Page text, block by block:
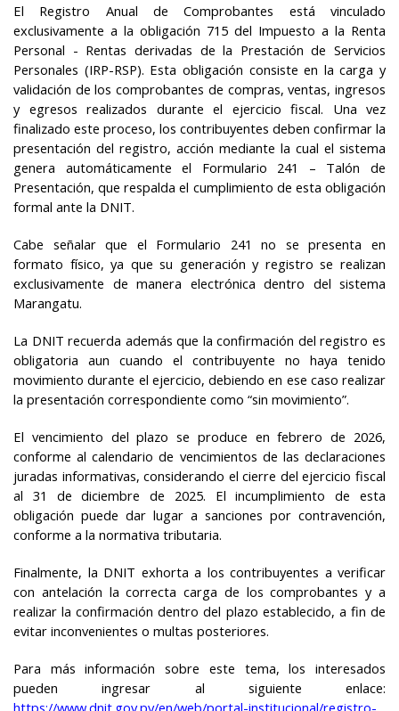
El Registro Anual de Comprobantes está vinculado
exclusivamente a la obligación 715 del Impuesto a la Renta
Personal - Rentas derivadas de la Prestación de Servicios
Personales (IRP-RSP). Esta obligación consiste en la carga y
validación de los comprobantes de compras, ventas, ingresos
y egresos realizados durante el ejercicio fiscal. Una vez
finalizado este proceso, los contribuyentes deben confirmar la
presentación del registro, acción mediante la cual el sistema
genera automáticamente el Formulario 241 – Talón de
Presentación, que respalda el cumplimiento de esta obligación
formal ante la DNIT.
Cabe señalar que el Formulario 241 no se presenta en
formato físico, ya que su generación y registro se realizan
exclusivamente de manera electrónica dentro del sistema
Marangatu.
La DNIT recuerda además que la confirmación del registro es
obligatoria aun cuando el contribuyente no haya tenido
movimiento durante el ejercicio, debiendo en ese caso realizar
la presentación correspondiente como “sin movimiento”.
El vencimiento del plazo se produce en febrero de 2026,
conforme al calendario de vencimientos de las declaraciones
juradas informativas, considerando el cierre del ejercicio fiscal
al 31 de diciembre de 2025. El incumplimiento de esta
obligación puede dar lugar a sanciones por contravención,
conforme a la normativa tributaria.
Finalmente, la DNIT exhorta a los contribuyentes a verificar
con antelación la correcta carga de los comprobantes y a
realizar la confirmación dentro del plazo establecido, a fin de
evitar inconvenientes o multas posteriores.
Para más información sobre este tema, los interesados
pueden ingresar al siguiente enlace:
https://www.dnit.gov.py/en/web/portal-institucional/registro-